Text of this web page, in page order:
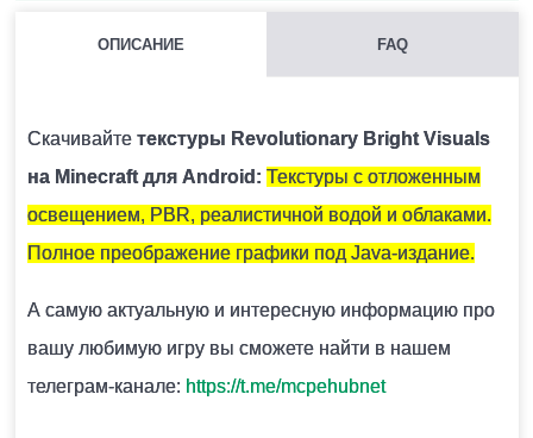
ОПИСАНИЕ FAQ
Скачивайте текстуры Revolutionary Bright Visuals
на Minecraft для Android: Текстуры с отложенным
освещением, PBR, реалистичной водой и облаками.
Полное преображение графики под Java-издание.
А самую актуальную и интересную информацию про
вашу любимую игру вы сможете найти в нашем
телеграм-канале: https://t.me/mcpehubnet
Необходимо скачать архив и распаковать его на
устройстве. Затем выбрать эти текстуры при
создании мира.
ВОЗМОЖНО ЛИ ИСПОЛЬЗОВАНИЕ НЕСКОЛЬКИХ ТЕКСТУР
ОДНОВРЕМЕННО?